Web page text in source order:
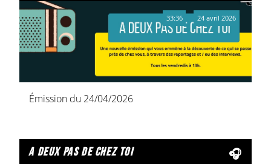
Émission du 24/04/2026
33:36 24 avril 2026
a deux pas de chez toi